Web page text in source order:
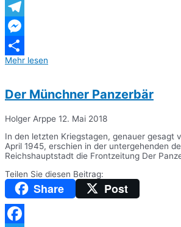
WhatsApp
Telegram
Messenger
Teilen
Mehr lesen
Der Münchner Panzerbär
Holger Arppe 12. Mai 2018
In den letzten Kriegstagen, genauer gesagt
April 1945, erschien in der untergehenden
Reichshauptstadt die Frontzeitung Der
Teilen Sie diesen Beitrag:
Share Post